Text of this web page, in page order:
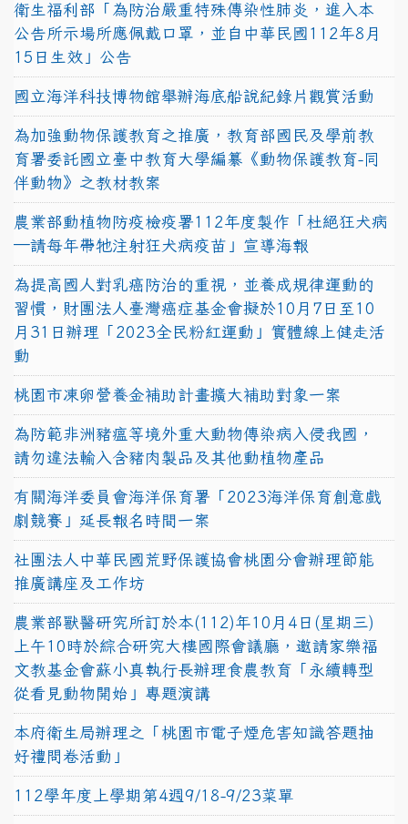
衛生福利部「為防治嚴重特殊傳染性肺炎，進入本
公告所示場所應佩戴口罩，並自中華民國112年8月
15日生效」公告
國立海洋科技博物館舉辦海底船說紀錄片觀賞活動
為加強動物保護教育之推廣，教育部國民及學前教
育署委託國立臺中教育大學編纂《動物保護教育-同
伴動物》之教材教案
農業部動植物防疫檢疫署112年度製作「杜絕狂犬病
—請每年帶牠注射狂犬病疫苗」宣導海報
為提高國人對乳癌防治的重視，並養成規律運動的
習慣，財團法人臺灣癌症基金會擬於10月7日至10
月31日辦理「2023全民粉紅運動」實體線上健走活
動
桃園市凍卵營養金補助計畫擴大補助對象一案
為防範非洲豬瘟等境外重大動物傳染病入侵我國，
請勿違法輸入含豬肉製品及其他動植物產品
有關海洋委員會海洋保育署「2023海洋保育創意戲
劇競賽」延長報名時間一案
社團法人中華民國荒野保護協會桃園分會辦理節能
推廣講座及工作坊
農業部獸醫研究所訂於本(112)年10月4日(星期三)
上午10時於綜合研究大樓國際會議廳，邀請家樂福
文教基金會蘇小真執行長辦理食農教育「永續轉型
從看見動物開始」專題演講
本府衛生局辦理之「桃園市電子煙危害知識答題抽
好禮問卷活動」
112學年度上學期第4週9/18-9/23菜單